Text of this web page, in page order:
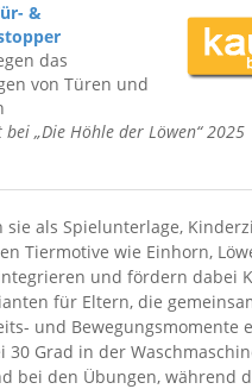
&
das
von Türen und
„Die Höhle der Löwen“ 2025
als Spielunterlage,
Tiermotive wie Einhorn,
und fördern dabei
für Eltern, die
und Bewegungsmomente
Grad in der
bei den Übungen, während